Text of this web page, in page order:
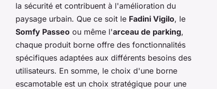
la sécurité et contribuent à l'amélioration du
paysage urbain. Que ce soit le Fadini Vigilo, le
Somfy Passeo ou même l'arceau de parking,
chaque produit borne offre des fonctionnalités
spécifiques adaptées aux différents besoins des
utilisateurs. En somme, le choix d'une borne
escamotable est un choix stratégique pour une